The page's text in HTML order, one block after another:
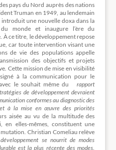
pays du Nord auprès des nations
Truman en 1949, au lendemain
une nouvelle doxa dans la
monde et inaugure l’ère du
ce titre, le développement repose
car toute intervention visant une
de vie des populations appelle
des objectifs et projets
Cette mission de mise en visibilité
à la communication pour le
avec le souhait même durapport
de développement devraient
conformes au diagnostic des
et à la mise en œuvre des priorités
aisée au vu de la multitude des
en elles-mêmes, constituent une
Christian Comeliau relève
se nourrit de modes
est la plus récente des modes.